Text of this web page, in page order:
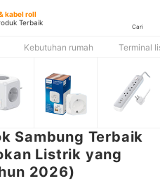
kabel roll
Terbaik
Cari
Kebutuhan rumah Terminal
Sambung Terbaik
Listrik yang
2026)